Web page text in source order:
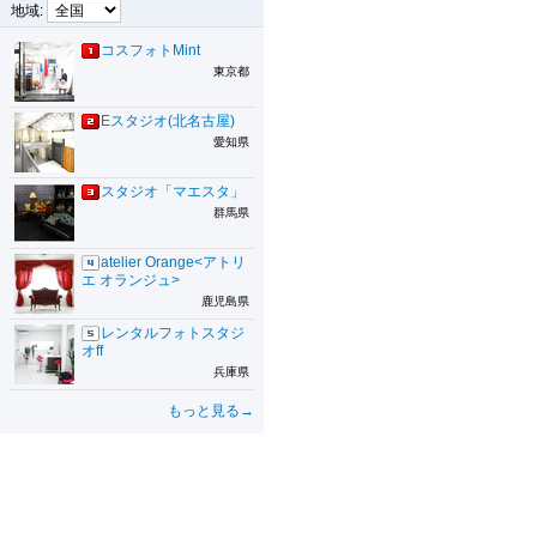
地域:
コスフォトMint
東京都
Eスタジオ(北名古屋)
愛知県
スタジオ「マエスタ」
群馬県
atelier Orange<アトリ
エ オランジュ>
鹿児島県
レンタルフォトスタジ
オff
兵庫県
もっと見る→